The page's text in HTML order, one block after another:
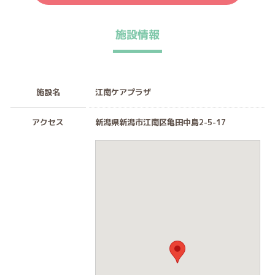
施設情報
施設名 江南ケアプラザ
アクセス 新潟県新潟市江南区亀田中島2-5-17